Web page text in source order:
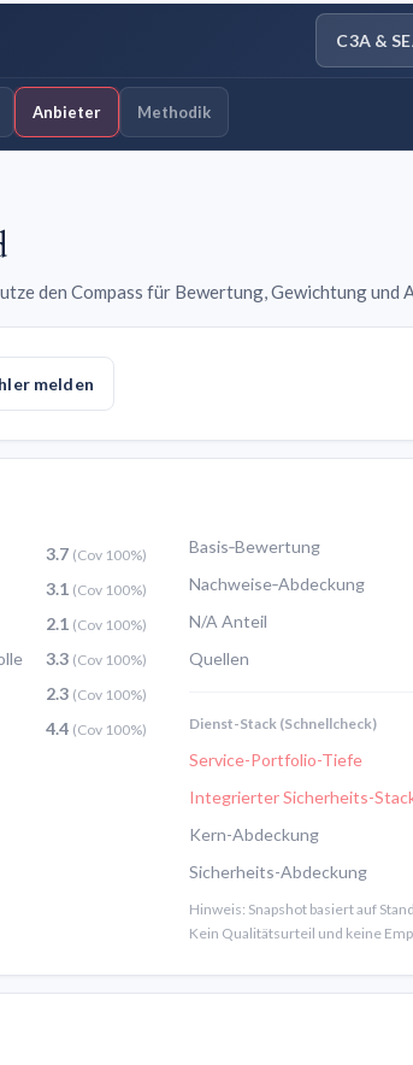
C3A &
Anbieter Methodik
den Compass für Bewertung, Gewichtung und
melden
3.7 (Cov 100%)
3.1 (Cov 100%)
2.1 (Cov 100%)
3.3 (Cov 100%)
2.3 (Cov 100%)
4.4 (Cov 100%)
Basis‑Bewertung
Nachweise‑Abdeckung
N/A Anteil
Quellen
Dienst-Stack (Schnellcheck)
Service-Portfolio-Tiefe
Integrierter Sicherheits-
Kern-Abdeckung
Sicherheits-Abdeckung
Hinweis: Snapshot basiert auf
Kein Qualitätsurteil und keine